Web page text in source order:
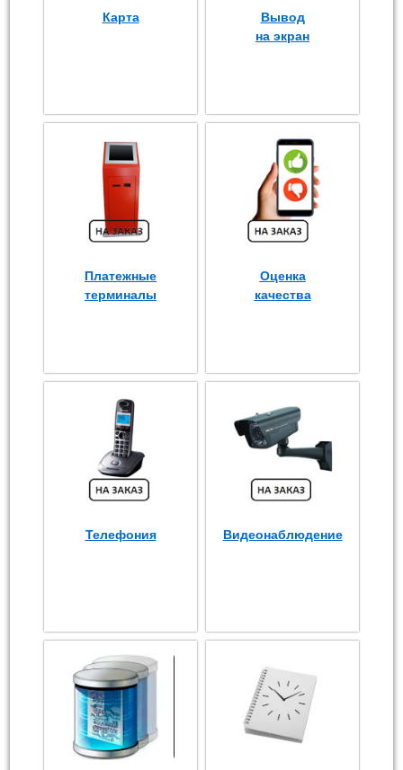
Карта
Вывод
на экран
Платежные
терминалы
Оценка
качества
Телефония Видеонаблюдение